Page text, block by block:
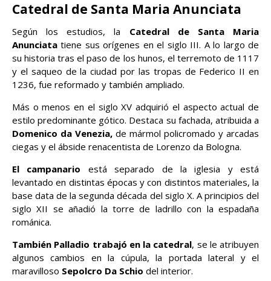
Catedral de Santa Maria Anunciata
Según los estudios, la Catedral de Santa Maria
Anunciata tiene sus orígenes en el siglo III. A lo largo de
su historia tras el paso de los hunos, el terremoto de 1117
y el saqueo de la ciudad por las tropas de Federico II en
1236, fue reformado y también ampliado.
Más o menos en el siglo XV adquirió el aspecto actual de
estilo predominante gótico. Destaca su fachada, atribuida a
Domenico da Venezia, de mármol policromado y arcadas
ciegas y el ábside renacentista de Lorenzo da Bologna.
El campanario está separado de la iglesia y está
levantado en distintas épocas y con distintos materiales, la
base data de la segunda década del siglo X. A principios del
siglo XII se añadió la torre de ladrillo con la espadaña
románica.
También Palladio trabajó en la catedral, se le atribuyen
algunos cambios en la cúpula, la portada lateral y el
maravilloso Sepolcro Da Schio del interior.